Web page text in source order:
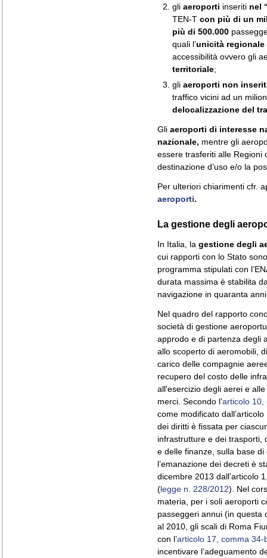
gli aeroporti inseriti nel
TEN-T con più di un
più di 500.000
quali l’unicità regionale
accessibilità ovvero gli
territoriale;
gli aeroporti non
traffico vicini ad un
delocalizzazione del
Gli aeroporti di interesse
nazionale, mentre gli
essere trasferiti alle Regioni
destinazione d’uso e/o la
Per ulteriori chiarimenti cfr.
aeroporti.
La gestione degli
In Italia, la gestione degli
cui rapporti con lo Stato
programma stipulati con
durata massima è stabilita
navigazione in quaranta
Nel quadro del rapporto
società di gestione
approdo e di partenza degli
allo scoperto di aeromobili,
carico delle compagnie
recupero del costo delle
all'esercizio degli aerei e
merci. Secondo l’articolo 10,
come modificato
dei diritti è fissata per
infrastrutture e dei trasporti,
e delle finanze, sulla base
l’emanazione dei decreti è
dicembre 2013 dall’articolo
(legge n. 228/2012). Nel
materia, per i soli aeroporti
passeggeri annui (in questa
al 2010, gli scali di Roma
con l’articolo 17, comma
incentivare l’adeguamento